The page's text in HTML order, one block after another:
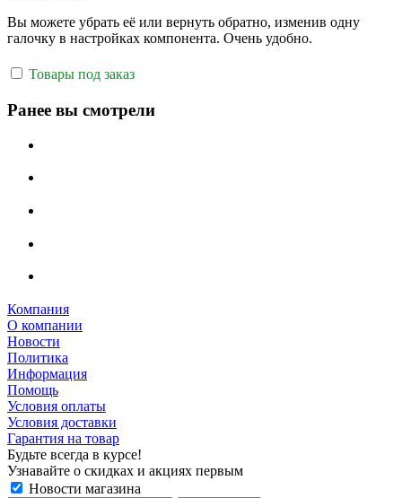
Вы можете убрать её или вернуть обратно, изменив одну
галочку в настройках компонента. Очень удобно.
Товары под заказ
Ранее вы смотрели
Компания
О компании
Новости
Политика
Информация
Помощь
Условия оплаты
Условия доставки
Гарантия на товар
Будьте всегда в курсе!
Узнавайте о скидках и акциях первым
Новости магазина